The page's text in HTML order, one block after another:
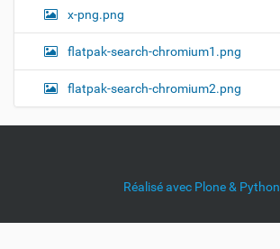
x-png.png
flatpak-search-chromium1.png
flatpak-search-chromium2.png
Réalisé avec Plone & Python